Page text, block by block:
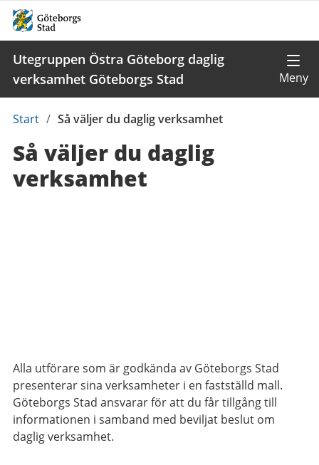
Utegruppen Östra Göteborg daglig
verksamhet Göteborgs Stad
Du
här:
Start / Så väljer du daglig verksamhet
Så väljer du daglig
verksamhet
Alla utförare som är godkända av Göteborgs Stad
presenterar sina verksamheter i en fastställd mall.
Göteborgs Stad ansvarar för att du får tillgång till
informationen i samband med beviljat beslut om
daglig verksamhet.